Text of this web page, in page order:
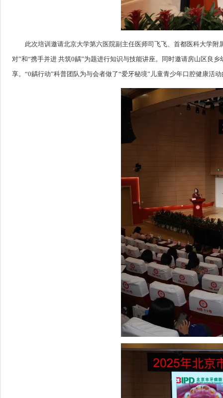
此次培训邀请北京大学第六医院副主任医师司飞飞、首都医科大学
对”和“携手并进 共筑0龋”为题进行知识与技能讲座。同时邀请房山区良
享。“0龋行动”科普团队为与会者做了“爱牙秘境”儿童青少年口腔健康活